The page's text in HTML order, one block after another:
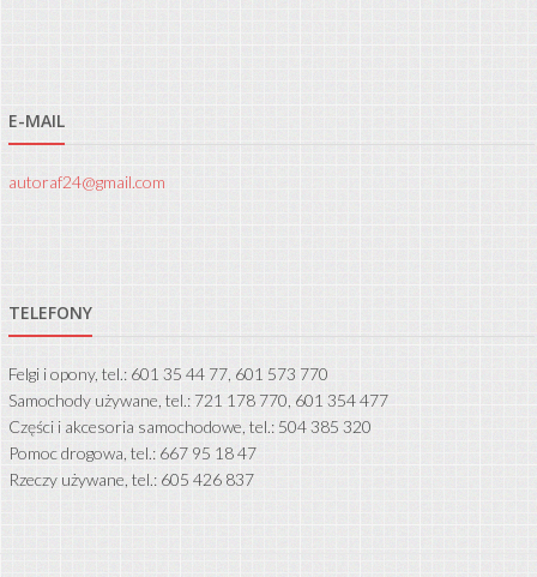
E-MAIL
autoraf24@gmail.com
TELEFONY
Felgi i opony, tel.: 601 35 44 77, 601 573 770
Samochody używane, tel.: 721 178 770, 601 354 477
Części i akcesoria samochodowe, tel.: 504 385 320
Pomoc drogowa, tel.: 667 95 18 47
Rzeczy używane, tel.: 605 426 837